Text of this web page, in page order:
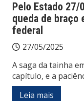
Pelo Estado 27/
queda de braço
federal
27/05/2025
A saga da tainha
capítulo, e a
Leia mais